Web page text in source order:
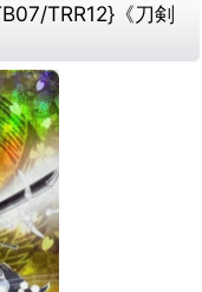
TRR12}《刀剣